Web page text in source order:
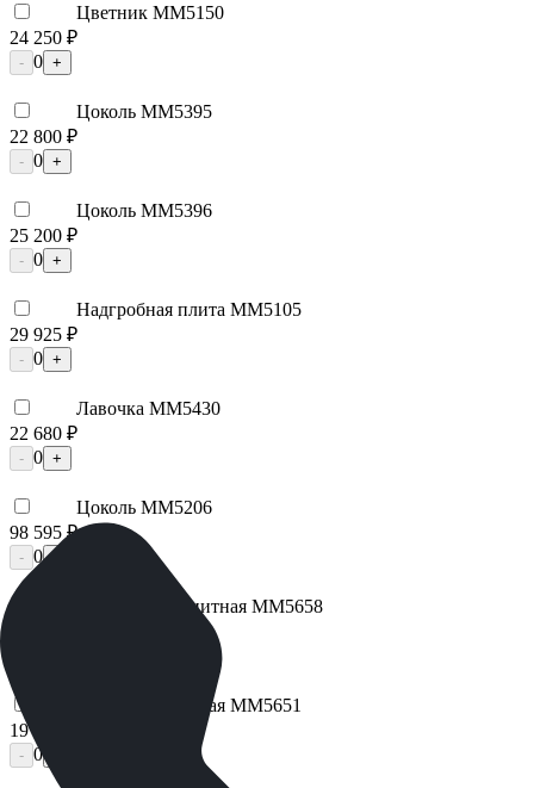
Цветник ММ5150
24 250 ₽
- 0 +
Цоколь ММ5395
22 800 ₽
- 0 +
Цоколь ММ5396
25 200 ₽
- 0 +
Надгробная плита ММ5105
29 925 ₽
- 0 +
Лавочка ММ5430
22 680 ₽
- 0 +
Цоколь ММ5206
98 595 ₽
- 0 +
Брусчатка гранитная ММ5658
Плитка гранитная ММ5651
19 000 ₽
- 0